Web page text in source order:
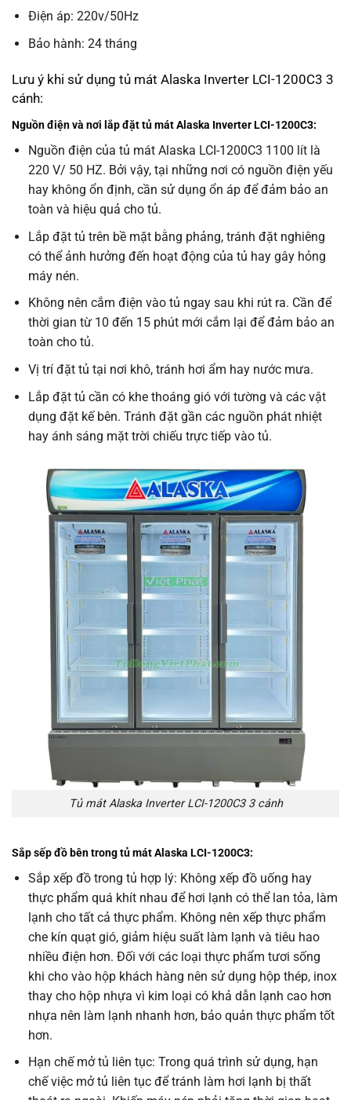
Điện áp: 220v/50Hz
Bảo hành: 24 tháng
Lưu ý khi sử dụng tủ mát Alaska Inverter LCI-1200C3 3
cánh:
Nguồn điện và nơi lắp đặt tủ mát Alaska Inverter LCI-1200C3:
Nguồn điện của tủ mát Alaska LCI-1200C3 1100 lít là
220 V/ 50 HZ. Bởi vậy, tại những nơi có nguồn điện yếu
hay không ổn định, cần sử dụng ổn áp để đảm bảo an
toàn và hiệu quả cho tủ.
Lắp đặt tủ trên bề mặt bằng phảng, tránh đặt nghiêng
có thể ảnh hưởng đến hoạt động của tủ hay gây hỏng
máy nén.
Không nên cắm điện vào tủ ngay sau khi rút ra. Cần để
thời gian từ 10 đến 15 phút mới cắm lại để đảm bảo an
toàn cho tủ.
Vị trí đặt tủ tại nơi khô, tránh hơi ẩm hay nước mưa.
Lắp đặt tủ cần có khe thoáng gió với tường và các vật
dụng đặt kế bên. Tránh đặt gần các nguồn phát nhiệt
hay ánh sáng mặt trời chiếu trực tiếp vào tủ.
Tủ mát Alaska Inverter LCI-1200C3 3 cánh
Sắp sếp đồ bên trong tủ mát Alaska LCI-1200C3:
Sắp xếp đồ trong tủ hợp lý: Không xếp đồ uống hay
thực phẩm quá khít nhau để hơi lạnh có thể lan tỏa, làm
lạnh cho tất cả thực phẩm. Không nên xếp thực phẩm
che kín quạt gió, giảm hiệu suất làm lạnh và tiêu hao
nhiều điện hơn. Đối với các loại thực phẩm tươi sống
khi cho vào hộp khách hàng nên sử dụng hộp thép, inox
thay cho hộp nhựa vì kim loại có khả dẫn lạnh cao hơn
nhựa nên làm lạnh nhanh hơn, bảo quản thực phẩm tốt
hơn.
Hạn chế mở tủ liên tục: Trong quá trình sử dụng, hạn
chế việc mở tủ liên tục để tránh làm hơi lạnh bị thất